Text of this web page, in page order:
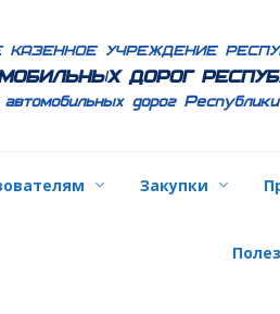
КАЗЕННОЕ УЧРЕЖДЕНИЕ
ДОРОГ
дорог
Закупки